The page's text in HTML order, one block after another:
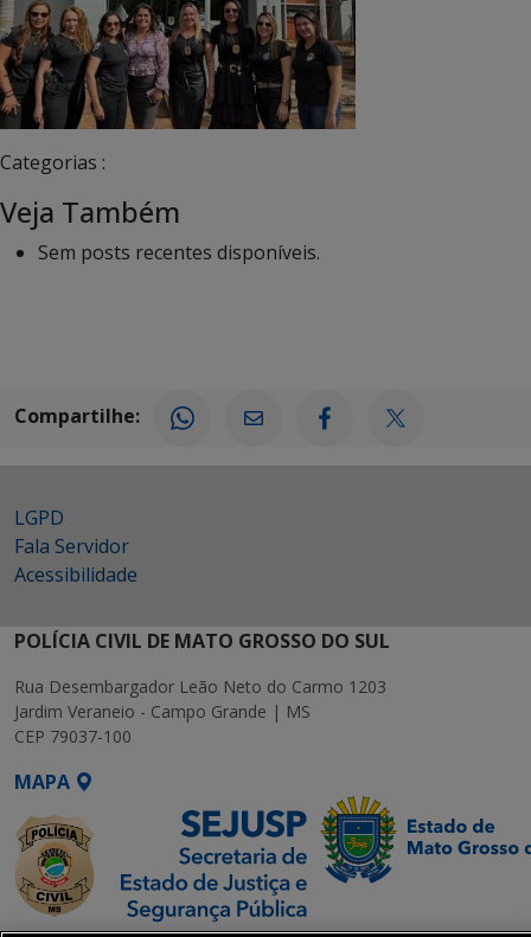
Categorias :
Veja Também
Sem posts recentes disponíveis.
Compartilhe:
LGPD
Fala Servidor
Acessibilidade
POLÍCIA CIVIL DE MATO GROSSO DO SUL
Rua Desembargador Leão Neto do Carmo 1203
Jardim Veraneio - Campo Grande | MS
CEP 79037-100
MAPA